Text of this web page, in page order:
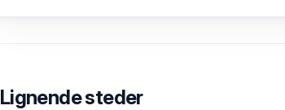
Lignende steder